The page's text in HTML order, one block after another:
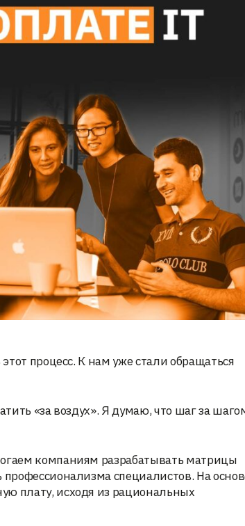
процесс. К нам уже стали обращаться
«за воздух». Я думаю, что шаг за
компаниям разрабатывать матрицы
специалистов. На
плату, исходя из рациональных